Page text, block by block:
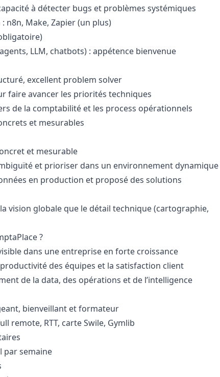
à détecter bugs et problèmes systémiques
n8n, Make, Zapier (un plus)
LLM, chatbots) : appétence bienvenue
excellent problem solver
faire avancer les priorités techniques
de la comptabilité et les process opérationnels
et mesurables
et mesurable
et prioriser dans un environnement dynamique
en production et proposé des solutions
vision globale que le détail technique (cartographie,
?
dans une entreprise en forte croissance
des équipes et la satisfaction client
de la data, des opérations et de l’intelligence
bienveillant et formateur
remote, RTT, carte Swile, Gymlib
par semaine